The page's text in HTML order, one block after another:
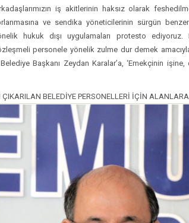
iş akitlerinin haksız olarak
ve sendika yöneticilerinin sürgün
hukuk dışı uygulamaları protesto
personele yönelik zulme dur demek
Başkanı Zeydan Karalar’a, ‘Emekçinin
BELEDİYE PERSONELLERİ İÇİN